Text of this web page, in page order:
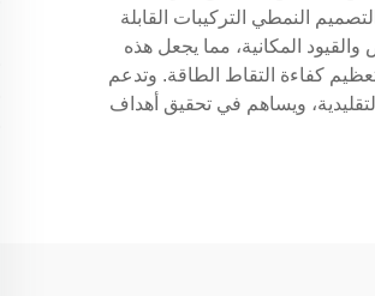
النمطي التركيبات القابلة
المكانية، مما يجعل هذه
كفاءة التقاط الطاقة. وتدعم
ويساهم في تحقيق أهداف